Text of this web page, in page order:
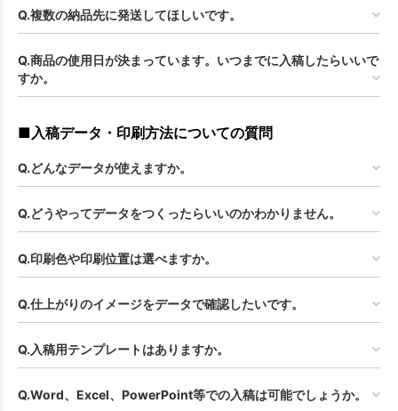
Q.複数の納品先に発送してほしいです。
Q.商品の使用日が決まっています。いつまでに入稿したらいいで
すか。
■入稿データ・印刷方法についての質問
Q.どんなデータが使えますか。
Q.どうやってデータをつくったらいいのかわかりません。
Q.印刷色や印刷位置は選べますか。
Q.仕上がりのイメージをデータで確認したいです。
Q.入稿用テンプレートはありますか。
Q.Word、Excel、PowerPoint等での入稿は可能でしょうか。